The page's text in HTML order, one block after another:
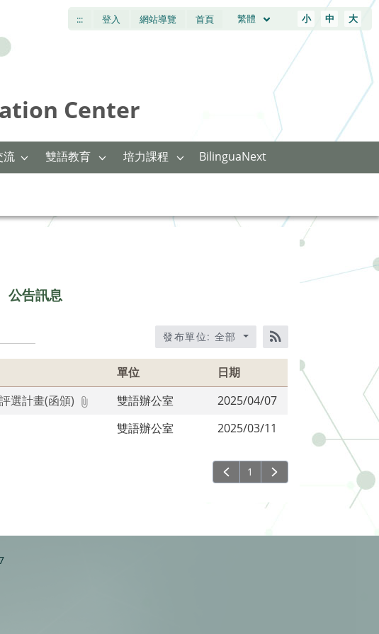
::: 登入 網站導覽 首頁 繁體 小 中 大
Center
流 雙語教育 培力課程 BilinguaNext
公告訊息
發布單位: 全部
RSS訂閱
單位
日期
選計畫(函頒)
雙語辦公室
2025/04/07
雙語辦公室 2025/03/11
1